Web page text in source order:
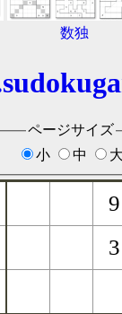
数独
ページサイズ
小
中